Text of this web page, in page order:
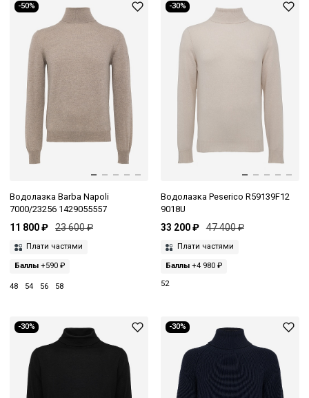
-50%
Водолазка Barba Napoli
7000/23256 1429055557
11 800 ₽ 23 600 ₽
Плати частями
Баллы +590 ₽
48 54 56 58
-30%
Водолазка Peserico R59139F12
9018U
33 200 ₽ 47 400 ₽
Плати частями
Баллы+4 980 ₽
52
-30% -30%